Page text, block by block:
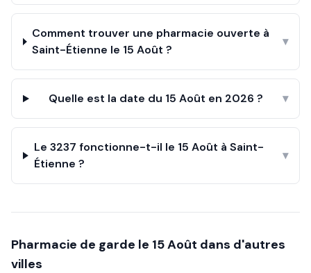
Comment trouver une pharmacie ouverte à
Saint-Étienne le 15 Août ?
▾
Quelle est la date du 15 Août en 2026 ? ▾
Le 3237 fonctionne-t-il le 15 Août à Saint-
Étienne ?
▾
Pharmacie de garde le 15 Août dans d'autres
villes